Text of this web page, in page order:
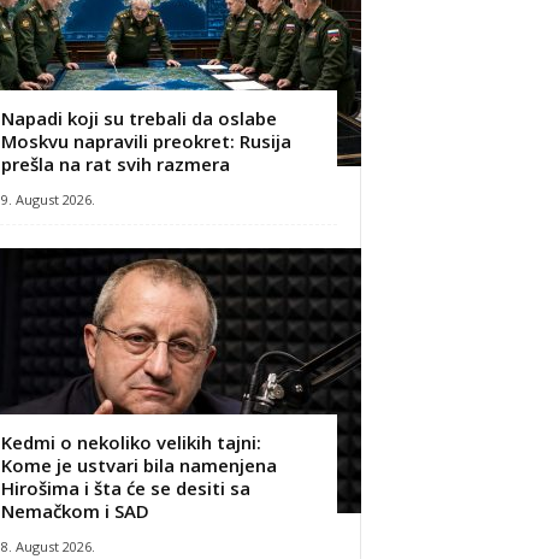
Napadi koji su trebali da oslabe
Moskvu napravili preokret: Rusija
prešla na rat svih razmera
9. August 2026.
Kedmi o nekoliko velikih tajni:
Kome je ustvari bila namenjena
Hirošima i šta će se desiti sa
Nemačkom i SAD
8. August 2026.